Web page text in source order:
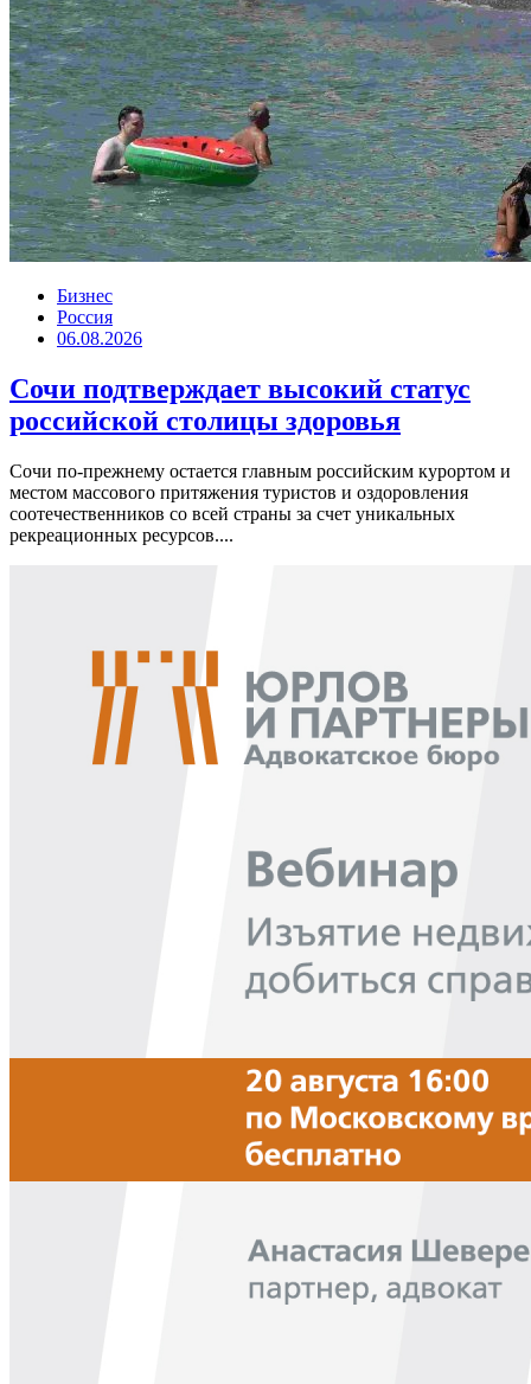
Бизнес
Россия
06.08.2026
Сочи подтверждает высокий статус
российской столицы здоровья
Сочи по-прежнему остается главным российским курортом и
местом массового притяжения туристов и оздоровления
соотечественников со всей страны за счет уникальных
рекреационных ресурсов....